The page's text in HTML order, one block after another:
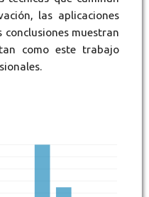
las aplicaciones
conclusiones muestran
como este trabajo